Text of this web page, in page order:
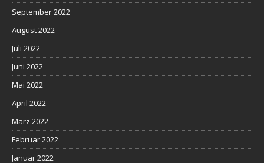
September 2022
August 2022
Juli 2022
Juni 2022
Mai 2022
April 2022
März 2022
Februar 2022
Januar 2022